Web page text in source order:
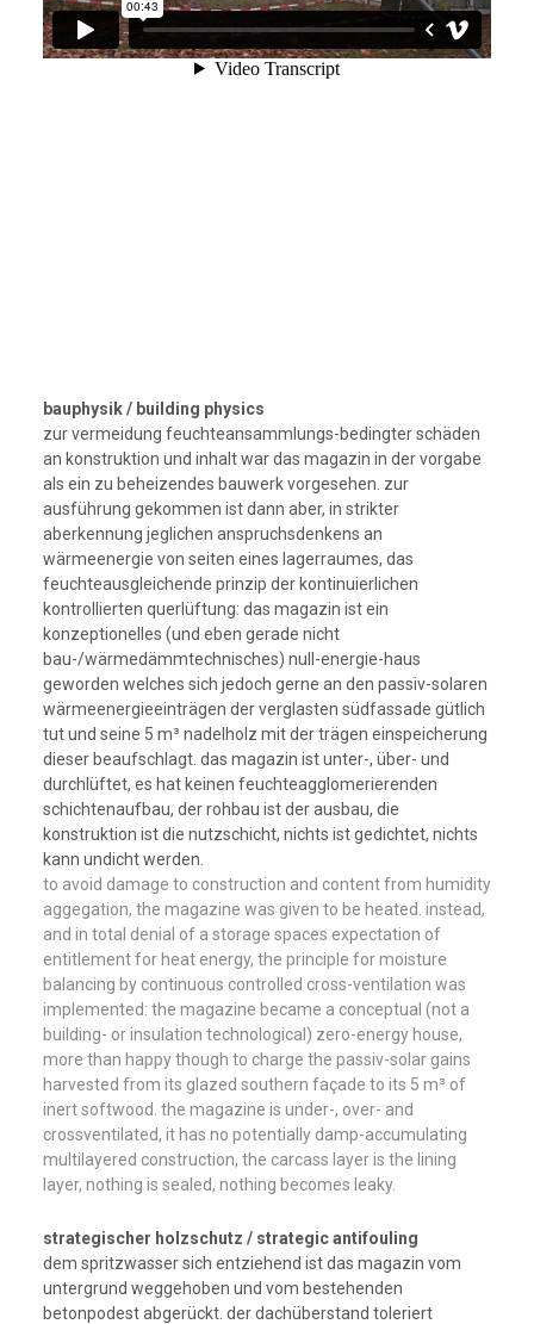
bauphysik / building physics
zur vermeidung feuchteansammlungs-bedingter schäden
an konstruktion und inhalt war das magazin in der vorgabe
als ein zu beheizendes bauwerk vorgesehen. zur
ausführung gekommen ist dann aber, in strikter
aberkennung jeglichen anspruchsdenkens an
wärmeenergie von seiten eines lagerraumes, das
feuchteausgleichende prinzip der kontinuierlichen
kontrollierten querlüftung: das magazin ist ein
konzeptionelles (und eben gerade nicht
bau-/wärmedämmtechnisches) null-energie-haus
geworden welches sich jedoch gerne an den passiv-solaren
wärmeenergieeinträgen der verglasten südfassade gütlich
tut und seine 5 m³ nadelholz mit der trägen einspeicherung
dieser beaufschlagt. das magazin ist unter-, über- und
durchlüftet, es hat keinen feuchteagglomerierenden
schichtenaufbau, der rohbau ist der ausbau, die
konstruktion ist die nutzschicht, nichts ist gedichtet, nichts
kann undicht werden.
to avoid damage to construction and content from humidity
aggegation, the magazine was given to be heated. instead,
and in total denial of a storage spaces expectation of
entitlement for heat energy, the principle for moisture
balancing by continuous controlled cross-ventilation was
implemented: the magazine became a conceptual (not a
building- or insulation technological) zero-energy house,
more than happy though to charge the passiv-solar gains
harvested from its glazed southern façade to its 5 m³ of
inert softwood. the magazine is under-, over- and
crossventilated, it has no potentially damp-accumulating
multilayered construction, the carcass layer is the lining
layer, nothing is sealed, nothing becomes leaky.
strategischer holzschutz / strategic antifouling
dem spritzwasser sich entziehend ist das magazin vom
untergrund weggehoben und vom bestehenden
betonpodest abgerückt. der dachüberstand toleriert